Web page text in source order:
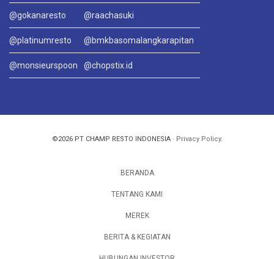
@gokanaresto @raachasuki
@platinumresto @bmkbasomalangkarapitan
@monsieurspoon @chopstix.id
©2026 PT CHAMP RESTO INDONESIA · Privacy Policy.
BERANDA
TENTANG KAMI
MEREK
BERITA & KEGIATAN